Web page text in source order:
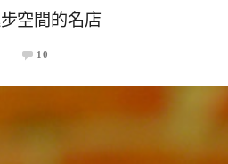
空間的名店
10